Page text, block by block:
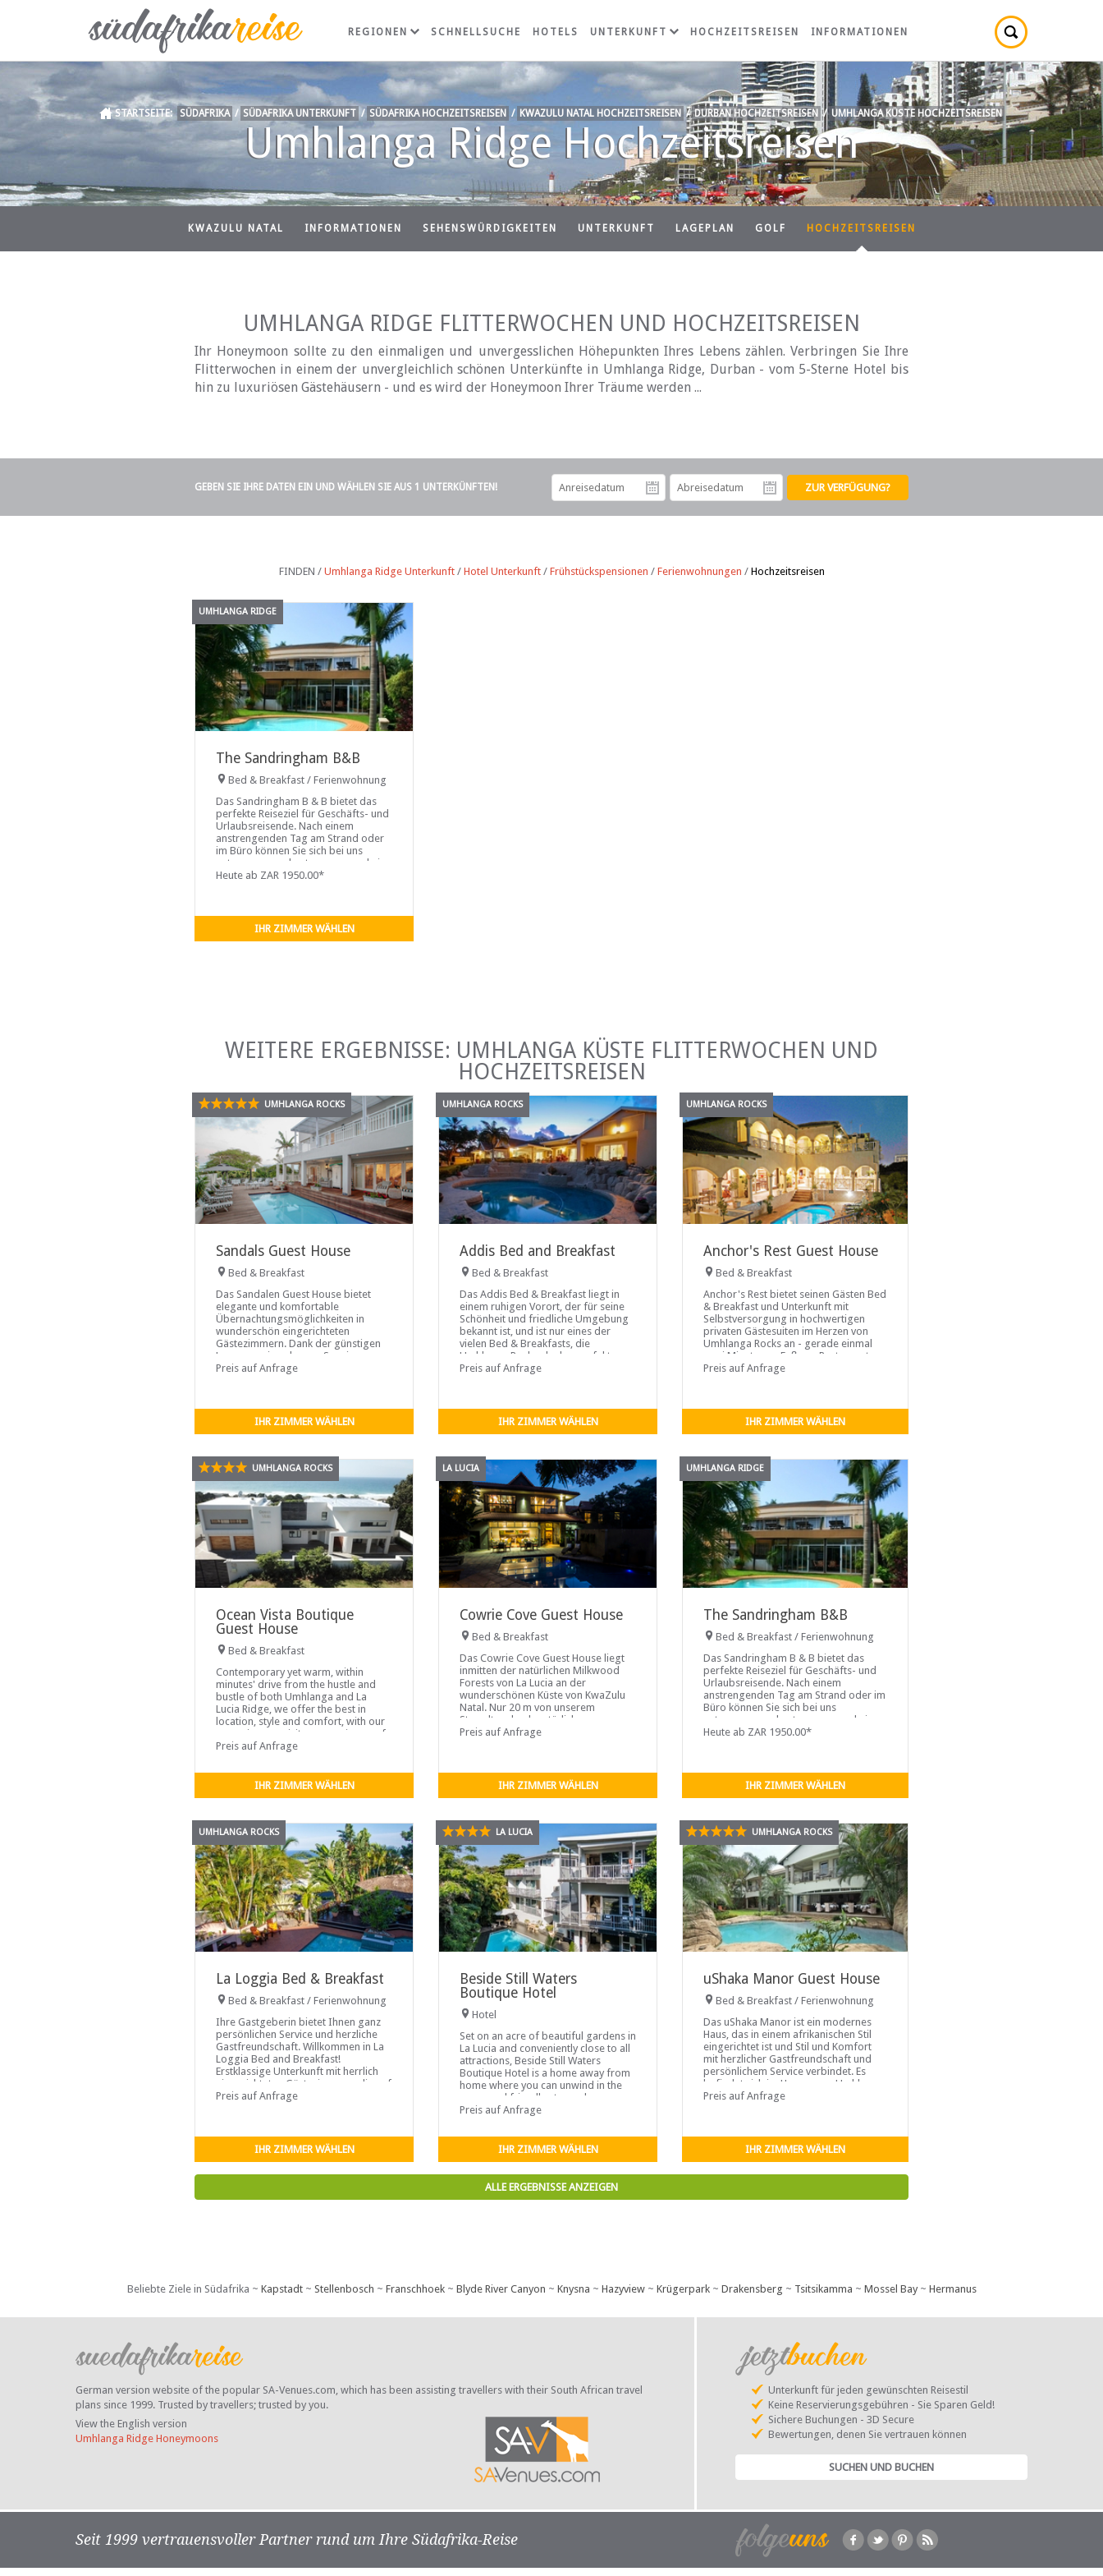
Umhlanga Ridge Hochzeitsreisen
REGIONEN SCHNELLSUCHE HOTELS UNTERKUNFT HOCHZEITSREISEN INFORMATIONEN
STARTSEITE: SÜDAFRIKA / SÜDAFRIKA UNTERKUNFT / SÜDAFRIKA HOCHZEITSREISEN / KWAZULU NATAL HOCHZEITSREISEN / DURBAN HOCHZEITSREISEN / UMHLANGA KÜSTE HOCHZEITSREISEN
KWAZULU NATAL INFORMATIONEN SEHENSWÜRDIGKEITEN UNTERKUNFT LAGEPLAN GOLF HOCHZEITSREISEN
UMHLANGA RIDGE FLITTERWOCHEN UND HOCHZEITSREISEN
Ihr Honeymoon sollte zu den einmaligen und unvergesslichen Höhepunkten Ihres Lebens zählen. Verbringen Sie Ihre
Flitterwochen in einem der unvergleichlich schönen Unterkünfte in Umhlanga Ridge, Durban - vom 5-Sterne Hotel bis
hin zu luxuriösen Gästehäusern - und es wird der Honeymoon Ihrer Träume werden ...
GEBEN SIE IHRE DATEN EIN UND WÄHLEN SIE AUS 1 UNTERKÜNFTEN!
FINDEN / Umhlanga Ridge Unterkunft/ Hotel Unterkunft/ Frühstückspensionen / Ferienwohnungen / Hochzeitsreisen
UMHLANGA RIDGE
The Sandringham B&B
Bed & Breakfast / Ferienwohnung
Das Sandringham B & B bietet das
perfekte Reiseziel für Geschäfts- und
Urlaubsreisende. Nach einem
anstrengenden Tag am Strand oder
im Büro können Sie sich bei uns
entspannen und entspannen und ein
eiskaltes Getränk am Pool oder auf
Heute ab ZAR 1950.00*
IHR ZIMMER WÄHLEN
WEITERE ERGEBNISSE: UMHLANGA KÜSTE FLITTERWOCHEN UND
HOCHZEITSREISEN
UMHLANGA ROCKS
Sandals Guest House
Bed & Breakfast
Das Sandalen Guest House bietet
elegante und komfortable
Übernachtungsmöglichkeiten in
wunderschön eingerichteten
Gästezimmern. Dank der günstigen
Lage, nur einen kurzen Spaziergang
vom Strand und dem lebhaften
und Cafés erreichen.
Preis auf Anfrage
IHR ZIMMER WÄHLEN
UMHLANGA ROCKS
Addis Bed and Breakfast
Bed & Breakfast
Das Addis Bed & Breakfast liegt in
einem ruhigen Vorort, der für seine
Schönheit und friedliche Umgebung
bekannt ist, und ist nur eines der
vielen Bed & Breakfasts, die
Umhlanga Rocks als den perfekten
Urlaubsort für Gäste gewählt haben.
Preis auf Anfrage
IHR ZIMMER WÄHLEN
UMHLANGA ROCKS
Anchor's Rest Guest House
Bed & Breakfast
Anchor's Rest bietet seinen Gästen Bed
& Breakfast und Unterkunft mit
Selbstversorgung in hochwertigen
privaten Gästesuiten im Herzen von
Umhlanga Rocks an - gerade einmal
zwei Minuten zu Fuß von Restaurants,
Geschäften und den goldenen
Preis auf Anfrage
IHR ZIMMER WÄHLEN
UMHLANGA ROCKS
Ocean Vista Boutique
Guest House
Bed & Breakfast
Contemporary yet warm, within
minutes' drive from the hustle and
bustle of both Umhlanga and La
Lucia Ridge, we offer the best in
location, style and comfort, with our
sweeping exquisite ocean view roof-
top deck being a piece de résistance
Preis auf Anfrage
IHR ZIMMER WÄHLEN
LA LUCIA
Cowrie Cove Guest House
Bed & Breakfast
Das Cowrie Cove Guest House liegt
inmitten der natürlichen Milkwood
Forests von La Lucia an der
wunderschönen Küste von KwaZulu
Natal. Nur 20 m von unserem
Strandtor durch natürliche
Küstensträucher und Bäume entfernt
Preis auf Anfrage
IHR ZIMMER WÄHLEN
UMHLANGA RIDGE
The Sandringham B&B
Bed & Breakfast / Ferienwohnung
Das Sandringham B & B bietet das
perfekte Reiseziel für Geschäfts- und
Urlaubsreisende. Nach einem
anstrengenden Tag am Strand oder im
Büro können Sie sich bei uns
entspannen und entspannen und ein
eiskaltes Getränk am Pool oder auf
Heute ab ZAR 1950.00*
IHR ZIMMER WÄHLEN
UMHLANGA ROCKS
La Loggia Bed & Breakfast
Bed & Breakfast / Ferienwohnung
Ihre Gastgeberin bietet Ihnen ganz
persönlichen Service und herzliche
Gastfreundschaft. Willkommen in La
Loggia Bed and Breakfast!
Erstklassige Unterkunft mit herrlich
eingerichteten Gästezimmern, die auf
Terrassen in unseren ...
Preis auf Anfrage
IHR ZIMMER WÄHLEN
LA LUCIA
Beside Still Waters
Boutique Hotel
Hotel
Set on an acre of beautiful gardens in
La Lucia and conveniently close to all
attractions, Beside Still Waters
Boutique Hotel is a home away from
home where you can unwind in the
warm and friendly atmosphere.
Choose from either our Luxury
Preis auf Anfrage
IHR ZIMMER WÄHLEN
UMHLANGA ROCKS
uShaka Manor Guest House
Bed & Breakfast / Ferienwohnung
Das uShaka Manor ist ein modernes
Haus, das in einem afrikanischen Stil
eingerichtet ist und Stil und Komfort
mit herzlicher Gastfreundschaft und
persönlichem Service verbindet. Es
befindet sich im Herzen von Umhlanga
Rocks
Preis auf Anfrage
IHR ZIMMER WÄHLEN
ALLE ERGEBNISSE ANZEIGEN
Beliebte Ziele in Südafrika ~ Kapstadt~ Stellenbosch ~ Franschhoek~ Blyde River Canyon ~ Knysna ~ Hazyview~ Krügerpark~ Drakensberg ~ Tsitsikamma ~ Mossel Bay~ Hermanus
German version website of the popular SA-Venues.com, which has been assisting travellers with their South African travel
plans since 1999. Trusted by travellers; trusted by you.
View the English version
Umhlanga Ridge Honeymoons
Unterkunft für jeden gewünschten Reisestil
Keine Reservierungsgebühren - Sie Sparen Geld!
Sichere Buchungen - 3D Secure
Bewertungen, denen Sie vertrauen können
SUCHEN UND BUCHEN
Seit 1999 vertrauensvoller Partner rund um Ihre Südafrika-Reise